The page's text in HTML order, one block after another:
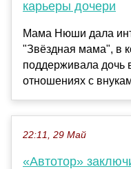
карьеры дочери
Мама Нюши дала
"Звёздная мама", в
поддерживала дочь
отношениях с
22:11, 29 Май
«Автотор»